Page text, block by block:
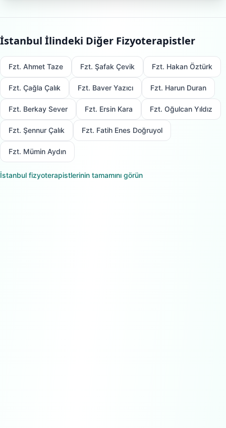
İstanbul İlindeki Diğer Fizyoterapistler
Fzt. Ahmet Taze Fzt. Şafak Çevik Fzt. Hakan Öztürk
Fzt. Çağla Çalık Fzt. Baver Yazıcı Fzt. Harun Duran
Fzt. Berkay Sever Fzt. Ersin Kara Fzt. Oğulcan Yıldız
Fzt. Şennur Çalık Fzt. Fatih Enes Doğruyol
Fzt. Mümin Aydın
İstanbul fizyoterapistlerinin tamamını görün